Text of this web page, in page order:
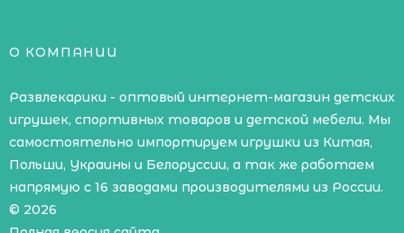
О КОМПАНИИ
Развлекарики - оптовый интернет-магазин детских
игрушек, спортивных товаров и детской мебели. Мы
самостоятельно импортируем игрушки из Китая,
Польши, Украины и Белоруссии, а так же работаем
напрямую с 16 заводами производителями из России.
© 2026